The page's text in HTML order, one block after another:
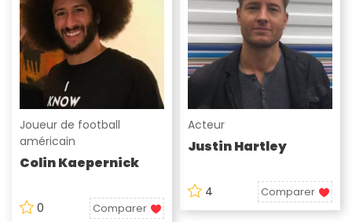
Joueur de football
américain
Colin Kaepernick
0 Comparer
Acteur
Justin Hartley
4 Comparer